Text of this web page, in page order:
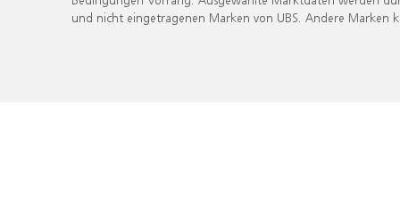
und nicht eingetragenen Marken von UBS. Andere Marken